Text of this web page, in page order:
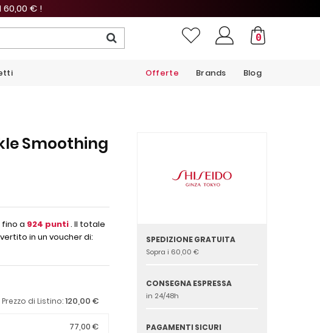
I 60,00 € !
0
Blog
Brands
Offerte
Smoothing
a 924 punti. Il totale
in un voucher di:
Prezzo di Listino:120,00 €
77,00 €
SPEDIZIONE GRATUITA
Sopra i 60,00 €
CONSEGNA ESPRESSA
in 24/48h
PAGAMENTI SICURI